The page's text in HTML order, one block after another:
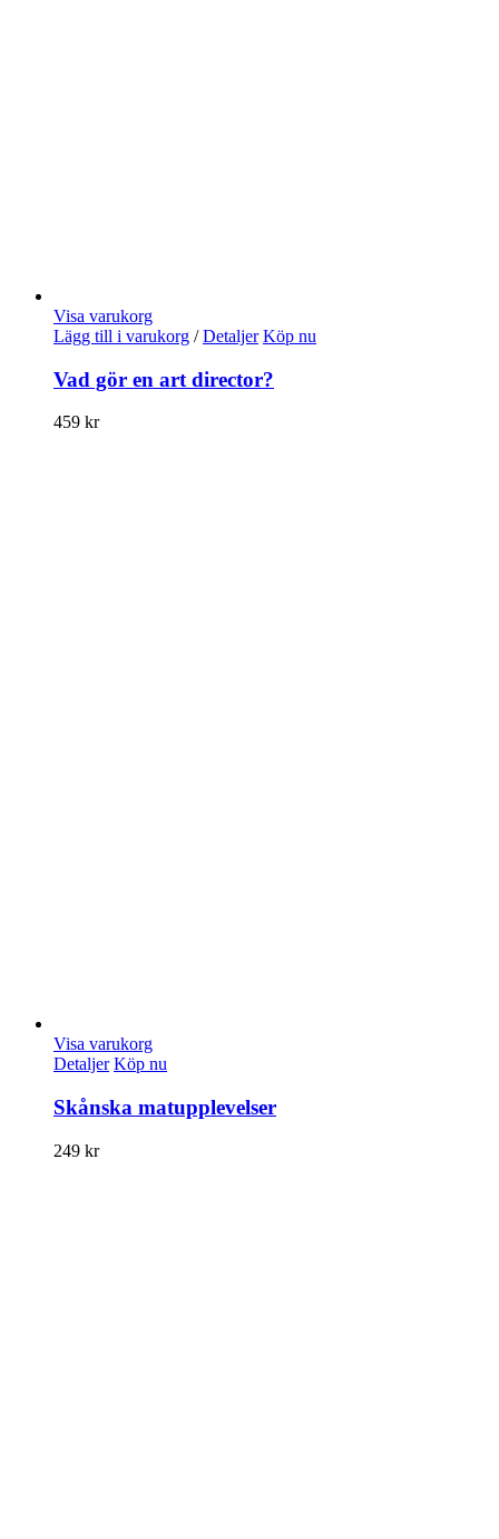
Visa varukorg
Lägg till i varukorg / Detaljer Köp nu
Vad gör en art director?
459 kr
Visa varukorg
Detaljer Köp nu
Skånska matupplevelser
249 kr